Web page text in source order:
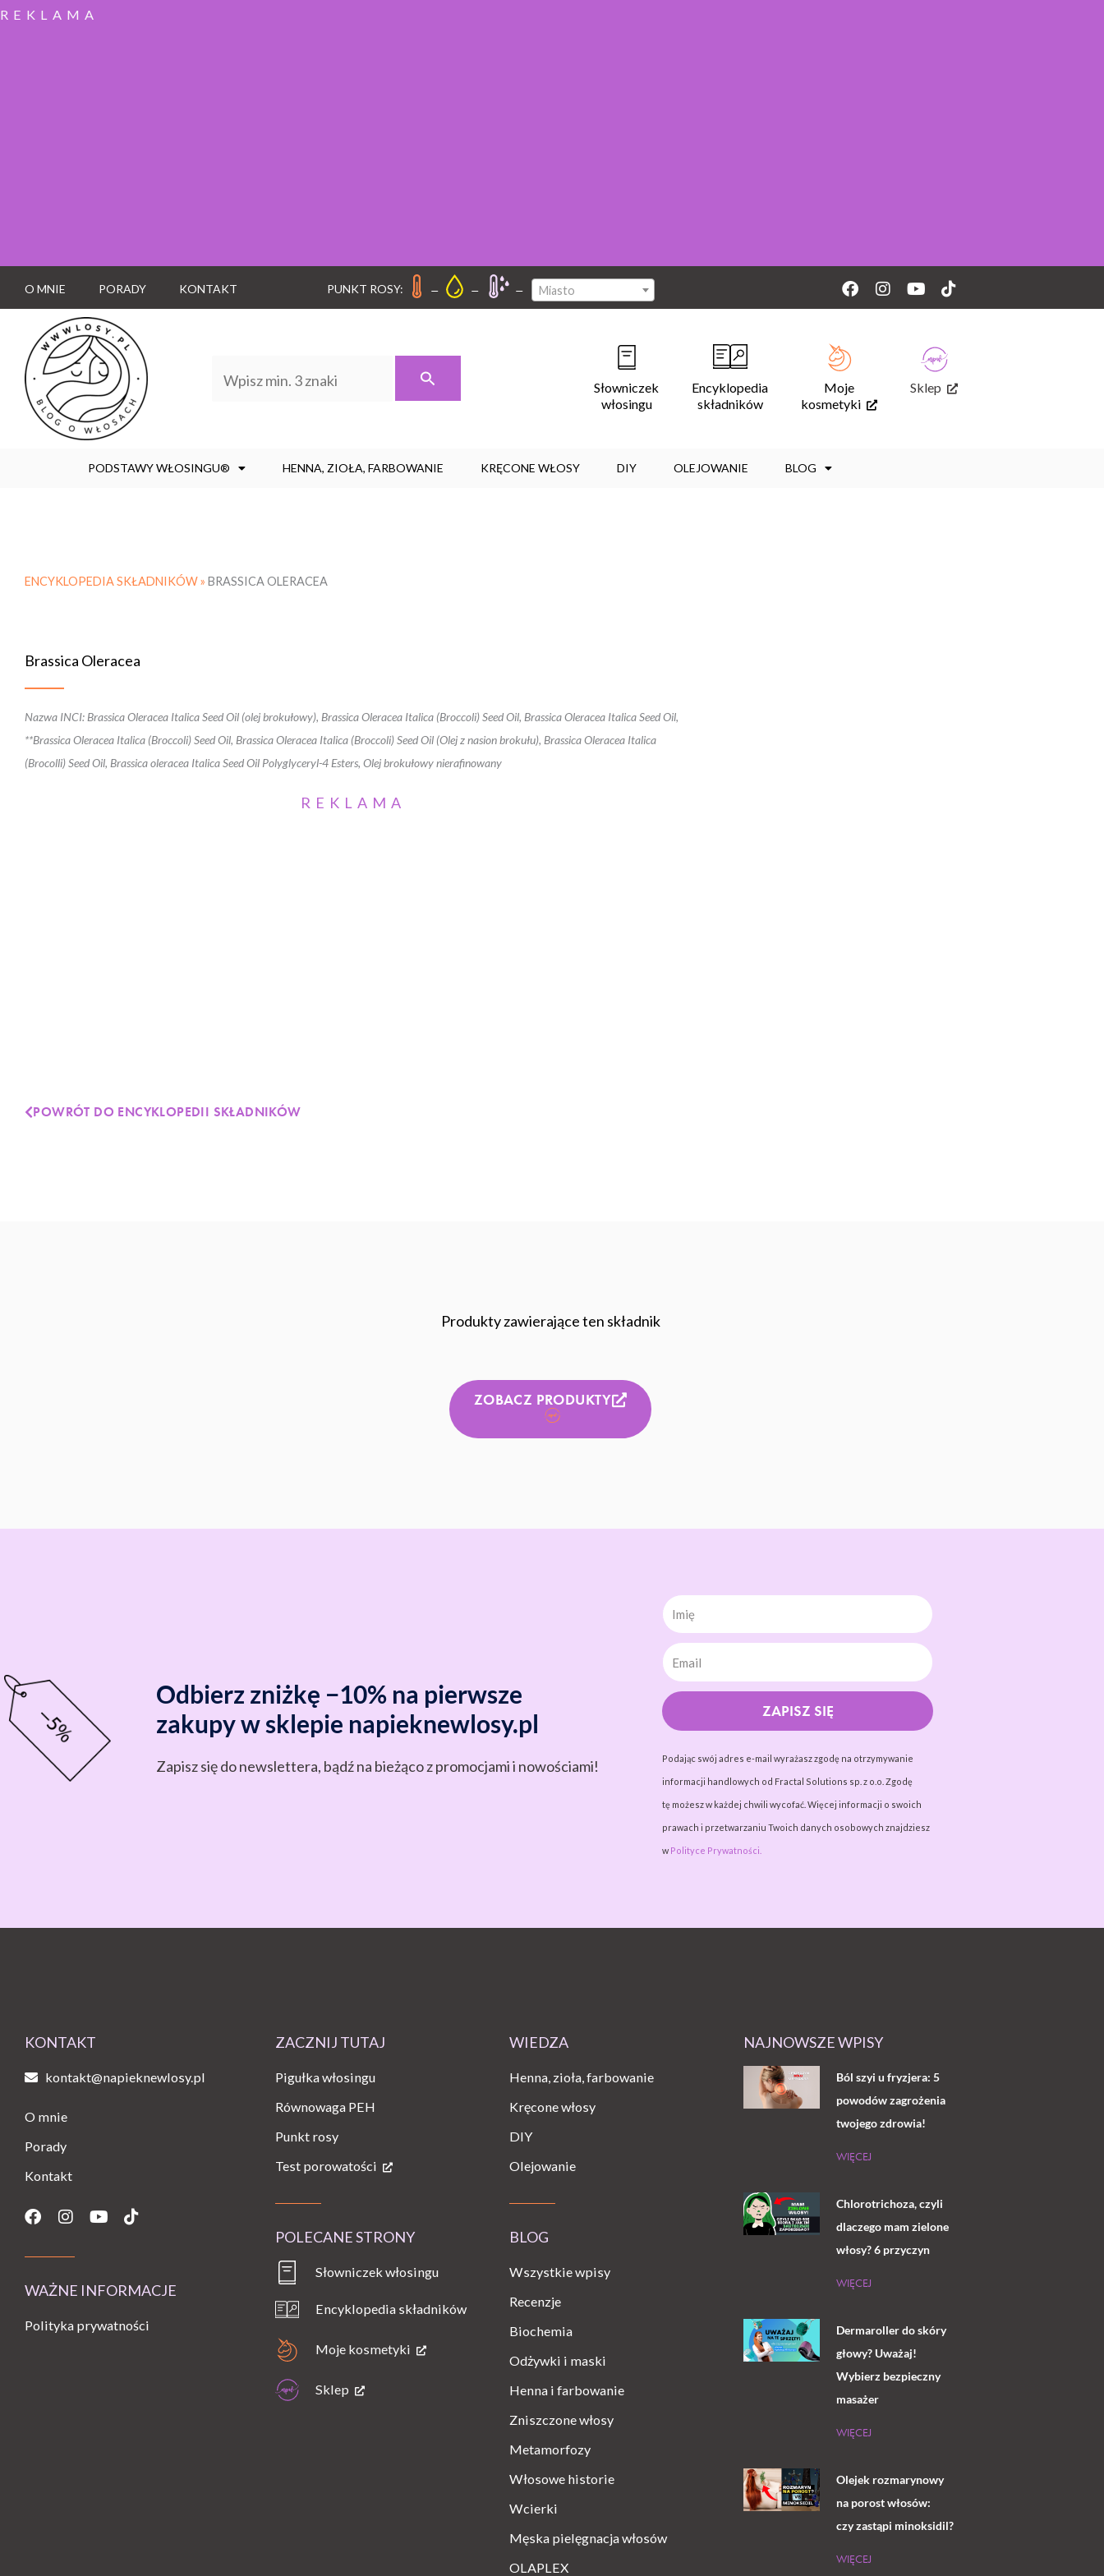
REKLAMA
O MNIE PORADY KONTAKT PUNKT ROSY: – – – Miasto Facebook
Instagram
YoutubeTiktok
Słowniczek
włosingu
Encyklopedia
składników
Moje
kosmetyki
Sklep
PODSTAWY WŁOSINGU® HENNA, ZIOŁA, FARBOWANIE KRĘCONE WŁOSY DIY OLEJOWANIE BLOG
ENCYKLOPEDIA SKŁADNIKÓW » BRASSICA OLERACEA
Brassica Oleracea
Nazwa INCI: Brassica Oleracea Italica Seed Oil (olej brokułowy), Brassica Oleracea Italica (Broccoli) Seed Oil, Brassica Oleracea Italica Seed Oil,
**Brassica Oleracea Italica (Broccoli) Seed Oil, Brassica Oleracea Italica (Broccoli) Seed Oil (Olej z nasion brokułu), Brassica Oleracea Italica
(Brocolli) Seed Oil, Brassica oleracea Italica Seed Oil Polyglyceryl-4 Esters, Olej brokułowy nierafinowany
REKLAMA
POWRÓT DO ENCYKLOPEDII SKŁADNIKÓW
Produkty zawierające ten składnik
ZOBACZ PRODUKTY
Odbierz zniżkę −10% na pierwsze
zakupy w sklepie napieknewlosy.pl
Zapisz się do newslettera, bądź na bieżąco z promocjami i nowościami!
Imię
ZAPISZ SIĘ
Podając swój adres e-mail wyrażasz zgodę na otrzymywanie
informacji handlowych od Fractal Solutions sp. z o.o. Zgodę
tę możesz w każdej chwili wycofać. Więcej informacji o swoich
prawach i przetwarzaniu Twoich danych osobowych znajdziesz
w Polityce Prywatności.
KONTAKT
kontakt@napieknewlosy.pl
O mnie
Porady
Kontakt
Facebook
Instagram
YoutubeTiktok
WAŻNE INFORMACJE
Polityka prywatności
ZACZNIJ TUTAJ
Pigułka włosingu
Równowaga PEH
Punkt rosy
Test porowatości
POLECANE STRONY
Słowniczek włosingu
Encyklopedia składników
Moje kosmetyki
Sklep
WIEDZA
Henna, zioła, farbowanie
Kręcone włosy
DIY
Olejowanie
BLOG
Wszystkie wpisy
Recenzje
Biochemia
Odżywki i maski
Henna i farbowanie
Zniszczone włosy
Metamorfozy
Włosowe historie
Wcierki
Męska pielęgnacja włosów
OLAPLEX
NAJNOWSZE WPISY
Ból szyi u fryzjera: 5
powodów zagrożenia
twojego zdrowia!
WIĘCEJ
Chlorotrichoza, czyli
dlaczego mam zielone
włosy? 6 przyczyn
WIĘCEJ
Dermaroller do skóry
głowy? Uważaj!
Wybierz bezpieczny
masażer
WIĘCEJ
Olejek rozmarynowy
na porost włosów:
czy zastąpi minoksidil?
WIĘCEJ